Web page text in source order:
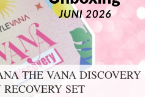
THE VANA DISCOVERY
SET